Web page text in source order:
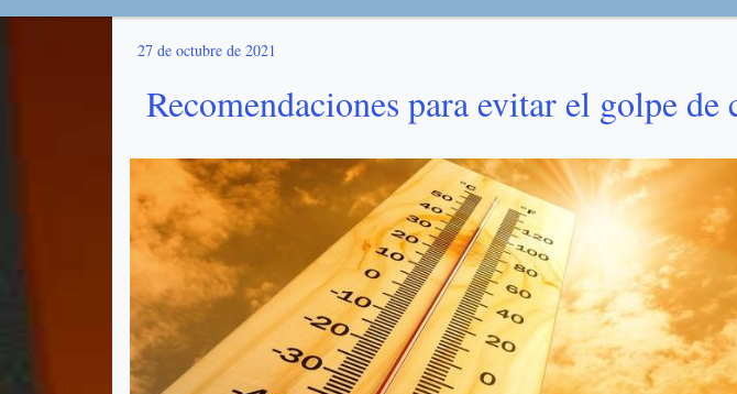
27 de octubre de 2021
Recomendaciones para evitar el golpe de